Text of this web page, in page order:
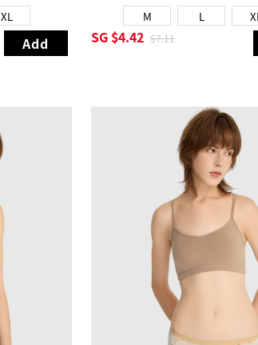
XL
Add
M L
SG $4.42 $7.11